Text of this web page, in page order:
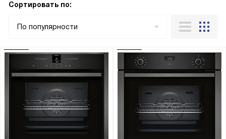
Сортировать по:
По популярности